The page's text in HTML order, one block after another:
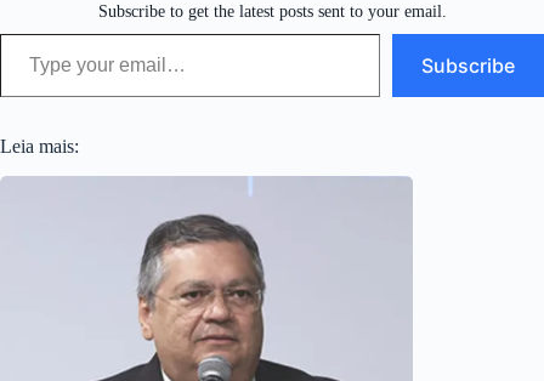
Subscribe to get the latest posts sent to your email.
Type your email…
Subscribe
Leia mais: